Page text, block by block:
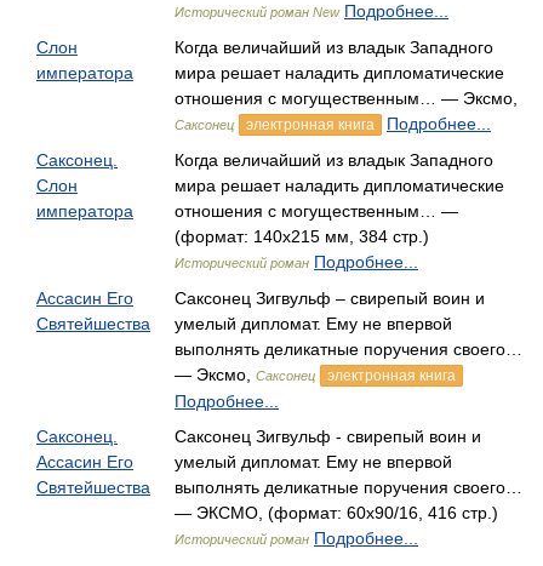
Исторический роман New Подробнее...
Слон
императора
Когда величайший из владык Западного
мира решает наладить дипломатические
отношения с могущественным… — Эксмо,
Саксонец электронная книга
Подробнее...
Саксонец.
Слон
императора
Когда величайший из владык Западного
мира решает наладить дипломатические
отношения с могущественным… —
(формат: 140х215 мм, 384 стр.)
Исторический роман Подробнее...
Ассасин Его
Святейшества
Саксонец Зигвульф – свирепый воин и
умелый дипломат. Ему не впервой
выполнять деликатные поручения своего…
— Эксмо,
Саксонец электронная книга
Подробнее...
Саксонец.
Ассасин Его
Святейшества
Саксонец Зигвульф - свирепый воин и
умелый дипломат. Ему не впервой
выполнять деликатные поручения своего…
— ЭКСМО, (формат: 60x90/16, 416 стр.)
Исторический роман Подробнее...